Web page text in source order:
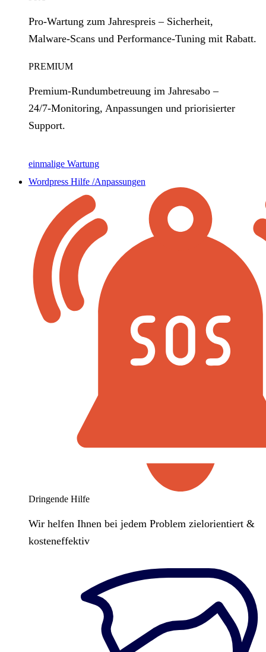
Pro‑Wartung zum Jahrespreis – Sicherheit,
Malware‑Scans und Performance‑Tuning mit Rabatt.
PREMIUM
Premium‑Rundumbetreuung im Jahresabo –
24/7‑Monitoring, Anpassungen und priorisierter
Support.
einmalige Wartung
Wordpress Hilfe /Anpassungen
Dringende Hilfe
Wir helfen Ihnen bei jedem Problem zielorientiert &
kosteneffektiv